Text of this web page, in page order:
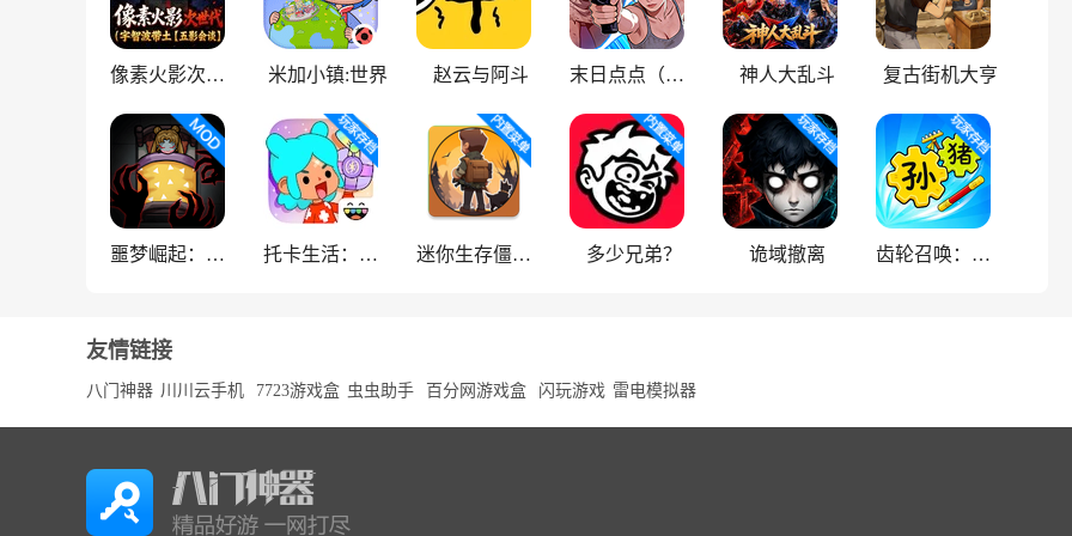
像素火影次世代 米加小镇:世界 赵云与阿斗 末日点点（辅助菜单） 神人大乱斗 复古街机大亨
噩梦崛起：生存 托卡生活：世界 迷你生存僵尸大战魔改版 多少兄弟？ 诡域撤离 齿轮召唤：汉字战争
友情链接
八门神器 川川云手机 7723游戏盒 虫虫助手 百分网游戏盒 闪玩游戏 雷电模拟器